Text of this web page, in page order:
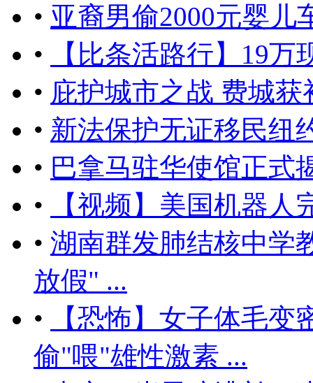
• 亚裔男偷2000元婴儿
•
【比条活路行】19万
• 庇护城市之战 费城获
• 新法保护无证移民纽
• 巴拿马驻华使馆正式
•
【视频】美国机器人
• 湖南群发肺结核中学
放假" ...
•
【恐怖】女子体毛
偷"喂"雄性激素 ...